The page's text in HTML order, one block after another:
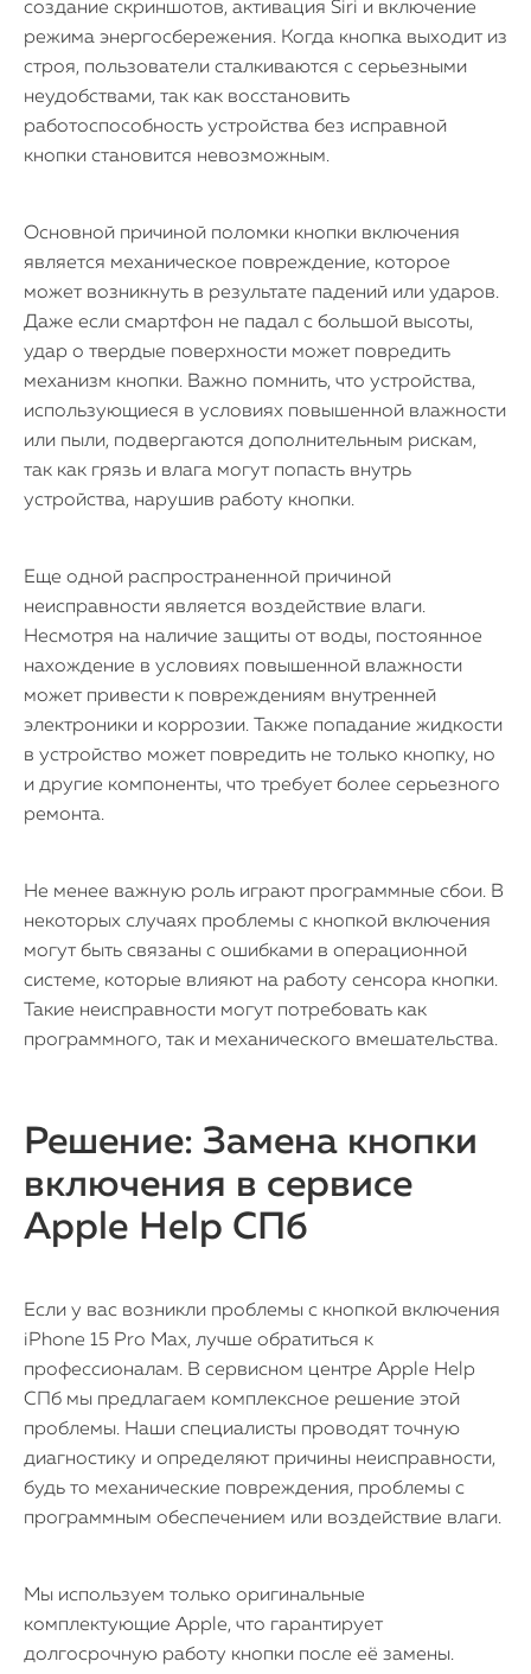
создание скриншотов, активация Siri и включение
режима энергосбережения. Когда кнопка выходит из
строя, пользователи сталкиваются с серьезными
неудобствами, так как восстановить
работоспособность устройства без исправной
кнопки становится невозможным.
Основной причиной поломки кнопки включения
является механическое повреждение, которое
может возникнуть в результате падений или ударов.
Даже если смартфон не падал с большой высоты,
удар о твердые поверхности может повредить
механизм кнопки. Важно помнить, что устройства,
использующиеся в условиях повышенной влажности
или пыли, подвергаются дополнительным рискам,
так как грязь и влага могут попасть внутрь
устройства, нарушив работу кнопки.
Еще одной распространенной причиной
неисправности является воздействие влаги.
Несмотря на наличие защиты от воды, постоянное
нахождение в условиях повышенной влажности
может привести к повреждениям внутренней
электроники и коррозии. Также попадание жидкости
в устройство может повредить не только кнопку, но
и другие компоненты, что требует более серьезного
ремонта.
Не менее важную роль играют программные сбои. В
некоторых случаях проблемы с кнопкой включения
могут быть связаны с ошибками в операционной
системе, которые влияют на работу сенсора кнопки.
Такие неисправности могут потребовать как
программного, так и механического вмешательства.
Решение: Замена кнопки
включения в сервисе
Apple Help СПб
Если у вас возникли проблемы с кнопкой включения
iPhone 15 Pro Max, лучше обратиться к
профессионалам. В сервисном центре Apple Help
СПб мы предлагаем комплексное решение этой
проблемы. Наши специалисты проводят точную
диагностику и определяют причины неисправности,
будь то механические повреждения, проблемы с
программным обеспечением или воздействие влаги.
Мы используем только оригинальные
комплектующие Apple, что гарантирует
долгосрочную работу кнопки после её замены.